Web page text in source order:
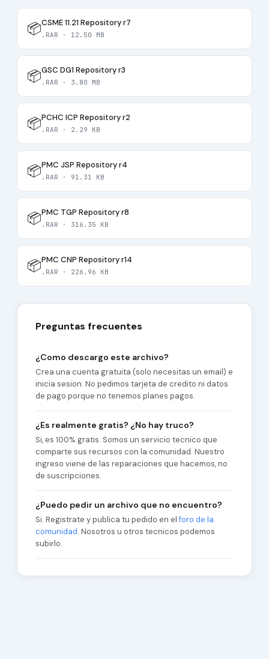
📦CSME 11.21 Repository r7
.RAR · 12.50 MB
📦GSC DG1 Repository r3
.RAR · 3.80 MB
📦PCHC ICP Repository r2
.RAR · 2.29 KB
📦PMC JSP Repository r4
.RAR · 91.31 KB
📦PMC TGP Repository r8
.RAR · 316.35 KB
📦PMC CNP Repository r14
.RAR · 226.96 KB
Preguntas frecuentes
¿Como descargo este archivo?
Crea una cuenta gratuita (solo necesitas un email) e
inicia sesion. No pedimos tarjeta de credito ni datos
de pago porque no tenemos planes pagos.
¿Es realmente gratis? ¿No hay truco?
Si, es 100% gratis. Somos un servicio tecnico que
comparte sus recursos con la comunidad. Nuestro
ingreso viene de las reparaciones que hacemos, no
de suscripciones.
¿Puedo pedir un archivo que no encuentro?
Si. Registrate y publica tu pedido en elforo de la
comunidad. Nosotros u otros tecnicos podemos
subirlo.